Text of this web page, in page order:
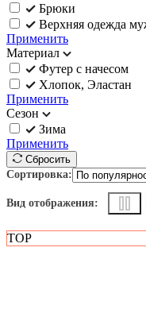
Брюки
Верхняя одежда
Применить
Материал
Футер с начесом
Хлопок, Эластан
Применить
Сезон
Зима
Применить
Сбросить
Сортировка:
Вид отображения:
TOP